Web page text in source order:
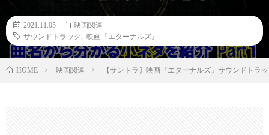
2021.11.05
映画関連
サウンドトラック
映画『エターナルズ』
HOME 映画関連 【サントラ】映画『エターナルズ』サウンドトラ